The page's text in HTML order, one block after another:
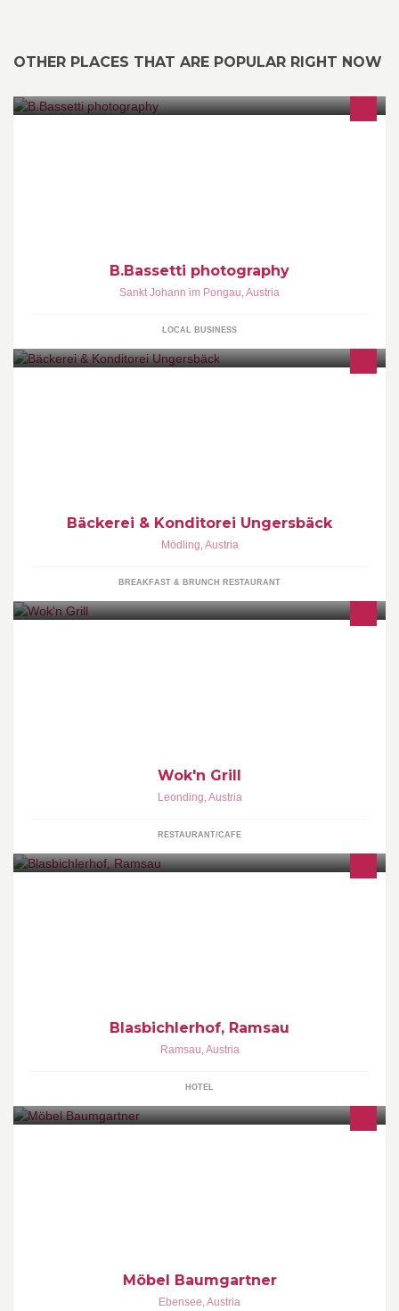
OTHER PLACES THAT ARE POPULAR RIGHT NOW
B.Bassetti photography
Sankt Johann im Pongau,Austria
LOCAL BUSINESS
Bäckerei & Konditorei Ungersbäck
Mödling,Austria
BREAKFAST & BRUNCH RESTAURANT
Wok'n Grill
Leonding,Austria
RESTAURANT/CAFE
Blasbichlerhof, Ramsau
Ramsau,Austria
HOTEL
Möbel Baumgartner
Ebensee,Austria